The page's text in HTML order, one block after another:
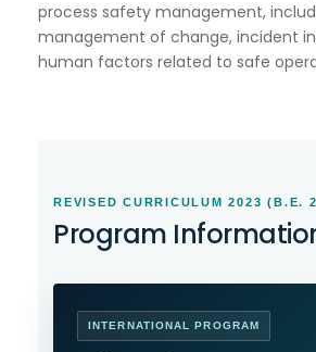
process safety management,
management of change, incident
human factors related to safe
REVISED CURRICULUM 2023 (B.E.
Program
INTERNATIONAL PROGRAM